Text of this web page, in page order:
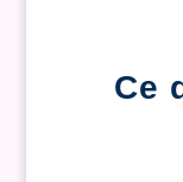
Ce